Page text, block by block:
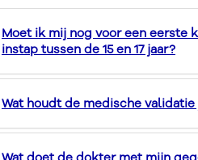
Moet ik mij nog voor een eerste
instap tussen de 15 en 17 jaar?
Wat houdt de medische validatie